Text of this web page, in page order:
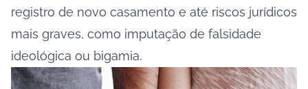
registro de novo casamento e até riscos jurídicos
mais graves, como imputação de falsidade
ideológica ou bigamia.